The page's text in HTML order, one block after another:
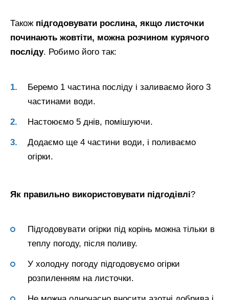
Також підгодовувати рослина, якщо листочки
починають жовтіти, можна розчином курячого
посліду. Робимо його так:
Беремо 1 частина посліду і заливаємо його 3
частинами води.
Настоюємо 5 днів, помішуючи.
Додаємо ще 4 частини води, і поливаємо
огірки.
Як правильно використовувати підгодівлі?
Підгодовувати огірки під корінь можна тільки в
теплу погоду, після поливу.
У холодну погоду підгодовуємо огірки
розпиленням на листочки.